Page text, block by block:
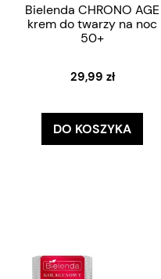
Bielenda CHRONO AGE
krem do twarzy na noc
50+
29,99 zł
DO KOSZYKA